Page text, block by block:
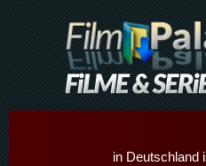
in Deutschland